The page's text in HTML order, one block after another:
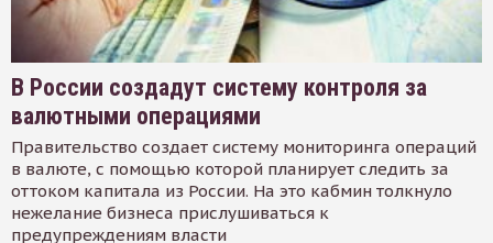
В России создадут систему контроля за
валютными операциями
Правительство создает систему мониторинга операций
в валюте, с помощью которой планирует следить за
оттоком капитала из России. На это кабмин толкнуло
нежелание бизнеса прислушиваться к
предупреждениям власти